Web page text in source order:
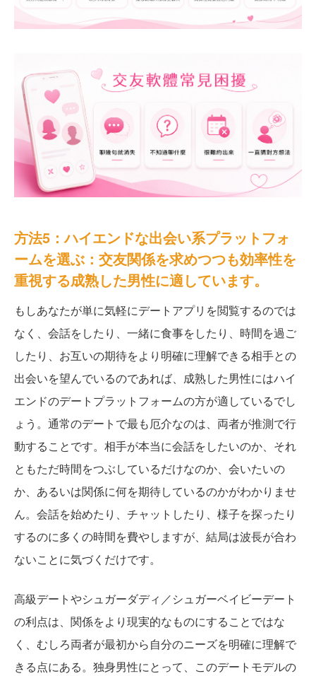
方法5：ハイエンドな出会い系プラットフォ
ームを選ぶ：交友関係を求めつつも効率性を
重視する成熟した男性に適しています。
もしあなたが単に気軽にデートアプリを閲覧するのでは
なく、会話をしたり、一緒に食事をしたり、時間を過ご
したり、お互いの期待をより明確に理解できる相手との
出会いを望んでいるのであれば、成熟した男性にはハイ
エンドのデートプラットフォームの方が適しているでし
ょう。通常のデートで最も厄介なのは、両者が推測で行
動することです。相手が本当に会話をしたいのか、それ
ともただ時間をつぶしているだけなのか、会いたいの
か、あるいは関係に何を期待しているのかがわかりませ
ん。会話を始めたり、チャットしたり、様子を探ったり
するのに多くの時間を費やしますが、結局は波長が合わ
ないことに気づくだけです。
高級デートやシュガーダディ／シュガーベイビーデート
の利点は、関係をより現実的なものにすることではな
く、むしろ両者が最初から自分のニーズを明確に理解で
きる点にある。独身男性にとって、このデートモデルの